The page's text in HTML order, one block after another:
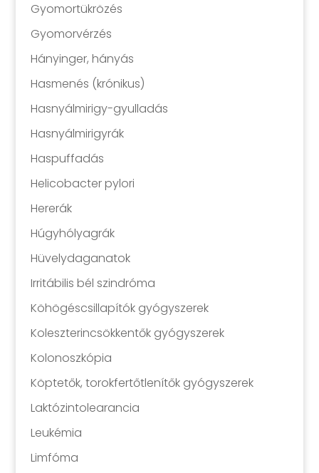
Gyomortükrözés
Gyomorvérzés
Hányinger, hányás
Hasmenés (krónikus)
Hasnyálmirigy-gyulladás
Hasnyálmirigyrák
Haspuffadás
Helicobacter pylori
Hererák
Húgyhólyagrák
Hüvelydaganatok
Irritábilis bél szindróma
Köhögéscsillapítók gyógyszerek
Koleszterincsökkentők gyógyszerek
Kolonoszkópia
Köptetők, torokfertőtlenítők gyógyszerek
Laktózintolearancia
Leukémia
Limfóma